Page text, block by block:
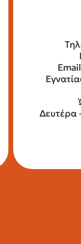
Δευτέρα